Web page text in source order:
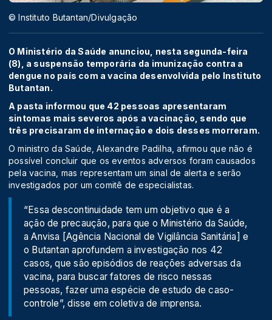
© Instituto Butantan/Divulgação
O Ministério da Saúde anunciou, nesta segunda-feira
(8), a suspensão temporária da imunização contra a
dengue no país com a vacina desenvolvida pelo Instituto
Butantan.
A pasta informou que 42 pessoas apresentaram
sintomas mais severos após a vacinação, sendo que
três precisaram de internação e dois desses morreram.
O ministro da Saúde, Alexandre Padilha, afirmou que não é
possível concluir que os eventos adversos foram causados
pela vacina, mas representam um sinal de alerta e serão
investigados por um comitê de especialistas.
“Essa descontinuidade tem um objetivo que é a
ação de precaução, para que o Ministério da Saúde,
a Anvisa [Agência Nacional de Vigilância Sanitária] e
o Butantan aprofundem a investigação nos 42
casos, que são episódios de reações adversas da
vacina, para buscar fatores de risco nessas
pessoas, fazer uma espécie de estudo de caso-
controle”, disse em coletiva de imprensa.